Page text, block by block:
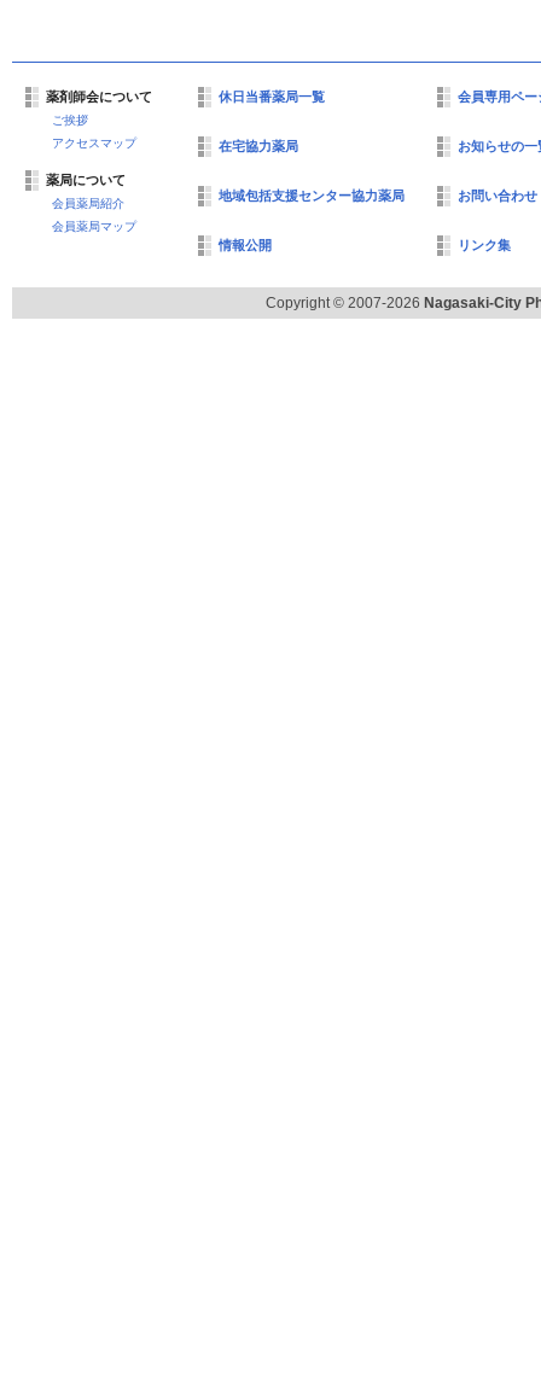
薬剤師会について
ご挨拶
アクセスマップ
薬局について
会員薬局紹介
会員薬局マップ
休日当番薬局一覧
在宅協力薬局
地域包括支援センター協力薬局
情報公開
会員専用ペー
お知らせの一
お問い合わせ
リンク集
Copyright © 2007-2026 Nagasaki-City